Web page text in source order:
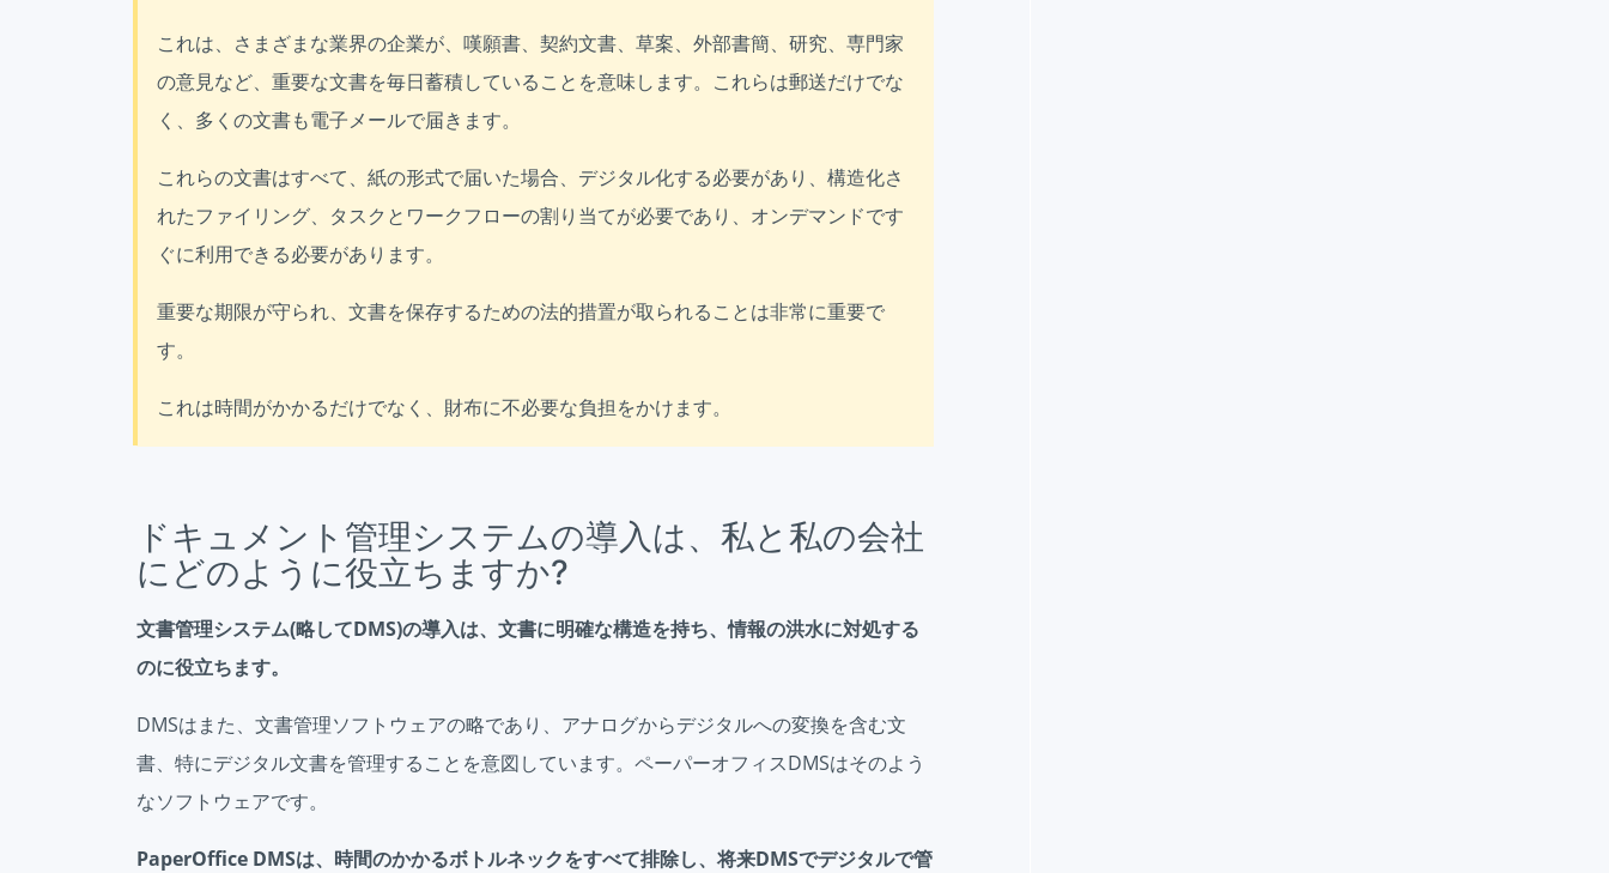
これは、さまざまな業界の企業が、嘆願書、契約文書、草案、外部書簡、研究、専門家
の意見など、重要な文書を毎日蓄積していることを意味します。これらは郵送だけでな
く、多くの文書も電子メールで届きます。
これらの文書はすべて、紙の形式で届いた場合、デジタル化する必要があり、構造化さ
れたファイリング、タスクとワークフローの割り当てが必要であり、オンデマンドです
ぐに利用できる必要があります。
重要な期限が守られ、文書を保存するための法的措置が取られることは非常に重要で
す。
これは時間がかかるだけでなく、財布に不必要な負担をかけます。
ドキュメント管理システムの導入は、私と私の会社
にどのように役立ちますか?
文書管理システム(略してDMS)の導入は、文書に明確な構造を持ち、情報の洪水に対処する
のに役立ちます。
DMSはまた、文書管理ソフトウェアの略であり、アナログからデジタルへの変換を含む文
書、特にデジタル文書を管理することを意図しています。ペーパーオフィスDMSはそのよう
なソフトウェアです。
PaperOffice DMSは、時間のかかるボトルネックをすべて排除し、将来DMSでデジタルで管